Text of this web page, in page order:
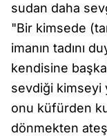
sudan daha
"Bir kimsede
imanın tadını
kendisine
sevdiği kimseyi
onu küfürden
dönmekten